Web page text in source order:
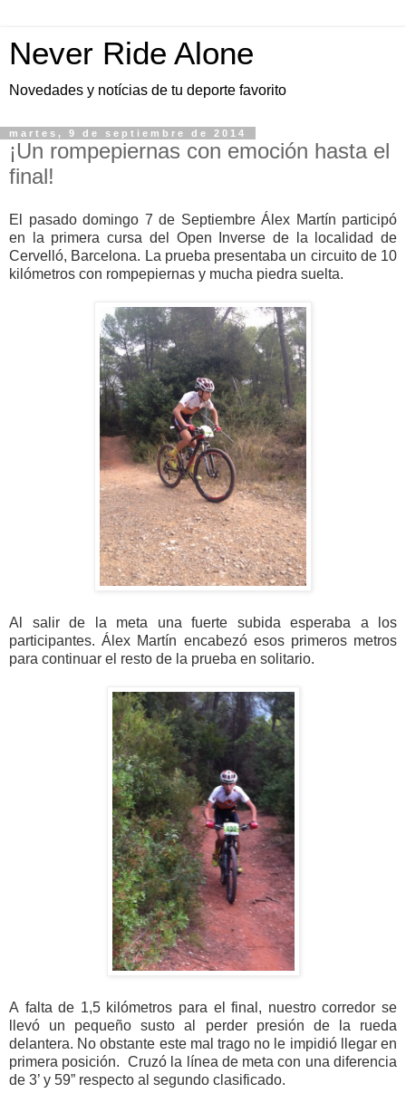
Never Ride Alone
Novedades y notícias de tu deporte favorito
martes, 9 de septiembre de 2014
¡Un rompepiernas con emoción hasta el
final!
El pasado domingo 7 de Septiembre Álex Martín participó
en la primera cursa del Open Inverse de la localidad de
Cervelló, Barcelona. La prueba presentaba un circuito de 10
kilómetros con rompepiernas y mucha piedra suelta.
Al salir de la meta una fuerte subida esperaba a los
participantes. Álex Martín encabezó esos primeros metros
para continuar el resto de la prueba en solitario.
A falta de 1,5 kilómetros para el final, nuestro corredor se
llevó un pequeño susto al perder presión de la rueda
delantera. No obstante este mal trago no le impidió llegar en
primera posición. Cruzó la línea de meta con una diferencia
de 3’ y 59” respecto al segundo clasificado.